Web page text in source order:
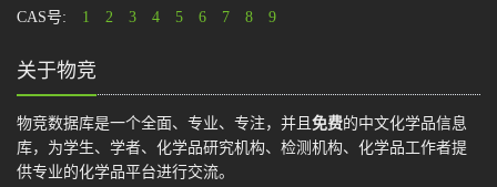
CAS号: 1 2 3 4 5 6 7 8 9
关于物竞
物竞数据库是一个全面、专业、专注，并且 免费的中文化学品信息
库，为学生、学者、化学品研究机构、检测机构、化学品工作者提
供专业的化学品平台进行交流。